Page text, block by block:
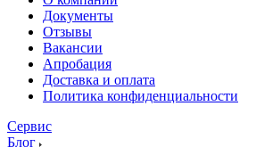
Документы
Отзывы
Вакансии
Апробация
Доставка и оплата
Политика конфиденциальности
Сервис
Блог